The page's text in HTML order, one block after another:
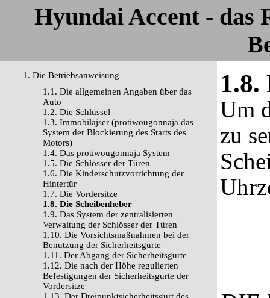
Hyundai Accent - das
1. Die Betriebsanweisung
1.1. Die allgemeinen Angaben über das
Auto
1.2. Die Schlüssel
1.3. Immobilajser (protiwougonnaja das
System der Blockierung des Starts des
Motors)
1.4. Das protiwougonnaja System
1.5. Die Schlösser der Türen
1.6. Die Kinderschutzvorrichtung der
Hintertür
1.7. Die Vordersitze
1.8. Die Scheibenheber
1.9. Das System der zentralisierten
Verwaltung der Schlösser der Türen
1.10. Die Vorsichtsmaßnahmen bei der
Benutzung der Sicherheitsgurte
1.11. Der Abgang der Sicherheitsgurte
1.12. Die nach der Höhe regulierten
Befestigungen der Sicherheitsgurte der
Vordersitze
1.8.
Um
zu